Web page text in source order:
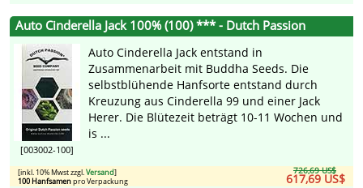
Auto Cinderella Jack 100% (100) *** - Dutch Passion
[003002-100]
Auto Cinderella Jack entstand in
Zusammenarbeit mit Buddha Seeds. Die
selbstblühende Hanfsorte entstand durch
Kreuzung aus Cinderella 99 und einer Jack
Herer. Die Blütezeit beträgt 10-11 Wochen und
is ...
726,69 US$
617,69 US$
[inkl. 10% Mwst zzgl.Versand]
100 Hanfsamenpro Verpackung